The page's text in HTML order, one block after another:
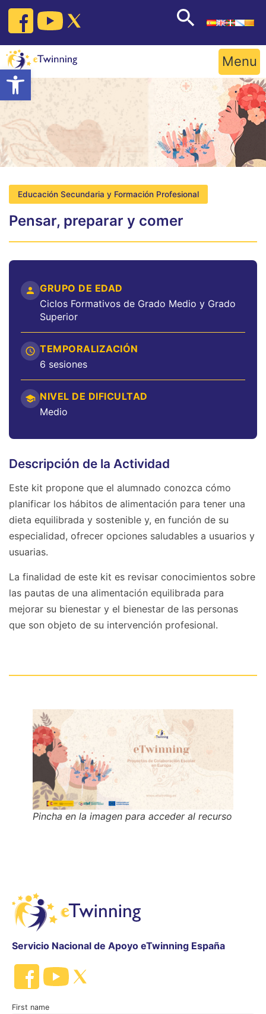
Open toolbar
Skip
content
Menu
Educación Secundaria y Formación Profesional
Pensar, preparar y comer
GRUPO DE EDAD
Ciclos Formativos de Grado Medio y Grado
Superior
TEMPORALIZACIÓN
6 sesiones
NIVEL DE DIFICULTAD
Medio
Descripción de la Actividad
Este kit propone que el alumnado conozca cómo
planificar los hábitos de alimentación para tener una
dieta equilibrada y sostenible y, en función de su
especialidad, ofrecer opciones saludables a usuarios y
usuarias.
La finalidad de este kit es revisar conocimientos sobre
las pautas de una alimentación equilibrada para
mejorar su bienestar y el bienestar de las personas
que son objeto de su intervención profesional.
Pincha en la imagen para acceder al recurso
Servicio Nacional de Apoyo eTwinning España
First name